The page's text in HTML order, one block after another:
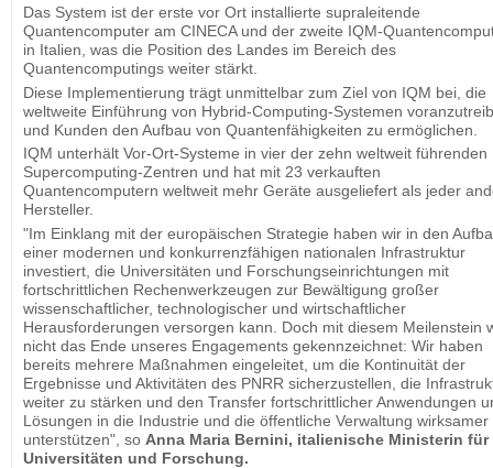
Das System ist der erste vor Ort installierte supraleitende
Quantencomputer am CINECA und der zweite IQM-
in Italien, was die Position des Landes im Bereich des
Quantencomputings weiter stärkt.
Diese Implementierung trägt unmittelbar zum Ziel von IQM bei, die
weltweite Einführung von Hybrid-Computing-Systemen
und Kunden den Aufbau von Quantenfähigkeiten zu ermöglichen.
IQM unterhält Vor-Ort-Systeme in vier der zehn weltweit führenden
Supercomputing-Zentren und hat mit 23 verkauften
Quantencomputern weltweit mehr Geräte ausgeliefert als jeder
Hersteller.
"Im Einklang mit der europäischen Strategie haben wir in den
einer modernen und konkurrenzfähigen nationalen Infrastruktur
investiert, die Universitäten und Forschungseinrichtungen mit
fortschrittlichen Rechenwerkzeugen zur Bewältigung großer
wissenschaftlicher, technologischer und wirtschaftlicher
Herausforderungen versorgen kann. Doch mit diesem Meilenstein
nicht das Ende unseres Engagements gekennzeichnet: Wir haben
bereits mehrere Maßnahmen eingeleitet, um die Kontinuität der
Ergebnisse und Aktivitäten des PNRR sicherzustellen, die
weiter zu stärken und den Transfer fortschrittlicher Anwendungen
Lösungen in die Industrie und die öffentliche Verwaltung wirksamer
unterstützen", so Anna Maria Bernini, italienische Ministerin für
Universitäten und Forschung.